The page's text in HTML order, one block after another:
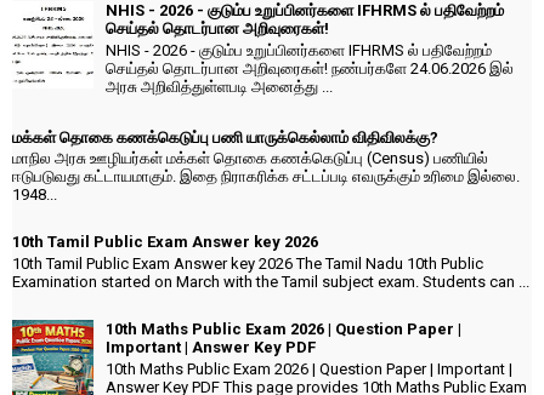
NHIS - 2026 - குடும்ப உறுப்பினர்களை IFHRMS ல் பதிவேற்றம்
செய்தல் தொடர்பான அறிவுரைகள்!
NHIS - 2026 - குடும்ப உறுப்பினர்களை IFHRMS ல் பதிவேற்றம்
செய்தல் தொடர்பான அறிவுரைகள்! நண்பர்களே 24.06.2026 இல்
அரசு அறிவித்துள்ளபடி அனைத்து ...
மக்கள் தொகை கணக்கெடுப்பு பணி யாருக்கெல்லாம் விதிவிலக்கு?
மாநில அரசு ஊழியர்கள் மக்கள் தொகை கணக்கெடுப்பு (Census) பணியில்
ஈடுபடுவது கட்டாயமாகும். இதை நிராகரிக்க சட்டப்படி எவருக்கும் உரிமை இல்லை.
1948...
10th Tamil Public Exam Answer key 2026
10th Tamil Public Exam Answer key 2026 The Tamil Nadu 10th Public
Examination started on March with the Tamil subject exam. Students can ...
10th Maths Public Exam 2026 | Question Paper |
Important | Answer Key PDF
10th Maths Public Exam 2026 | Question Paper | Important |
Answer Key PDF This page provides 10th Maths Public Exam